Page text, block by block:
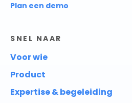
Plan een demo
SNEL NAAR
Voor wie
Product
Expertise & begeleiding